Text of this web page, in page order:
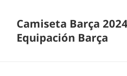
Camiseta Barça
Equipación Barça